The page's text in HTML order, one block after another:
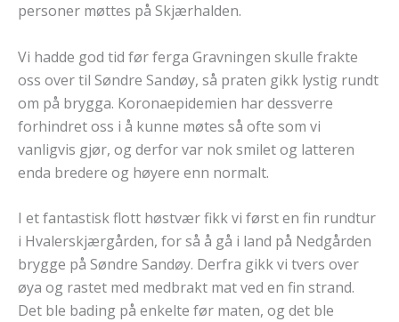
personer møttes på Skjærhalden.
Vi hadde god tid før ferga Gravningen skulle frakte
oss over til Søndre Sandøy, så praten gikk lystig rundt
om på brygga. Koronaepidemien har dessverre
forhindret oss i å kunne møtes så ofte som vi
vanligvis gjør, og derfor var nok smilet og latteren
enda bredere og høyere enn normalt.
I et fantastisk flott høstvær fikk vi først en fin rundtur
i Hvalerskjærgården, for så å gå i land på Nedgården
brygge på Søndre Sandøy. Derfra gikk vi tvers over
øya og rastet med medbrakt mat ved en fin strand.
Det ble bading på enkelte før maten, og det ble